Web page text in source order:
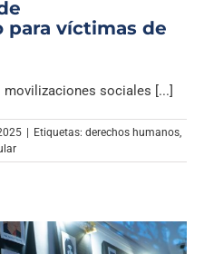
para víctimas de
sociales [...]
| Etiquetas: derechos humanos